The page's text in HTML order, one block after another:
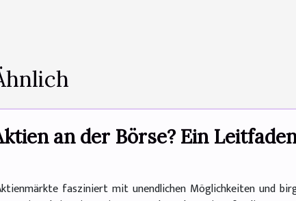
an der Börse? Ein
fasziniert mit unendlichen Möglichkeiten und